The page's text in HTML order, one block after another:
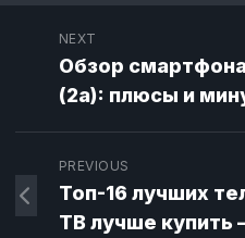
NEXT
Обзор
(2a): плюсы и
PREVIOUS
Топ-16 лучших
ТВ лучше купить